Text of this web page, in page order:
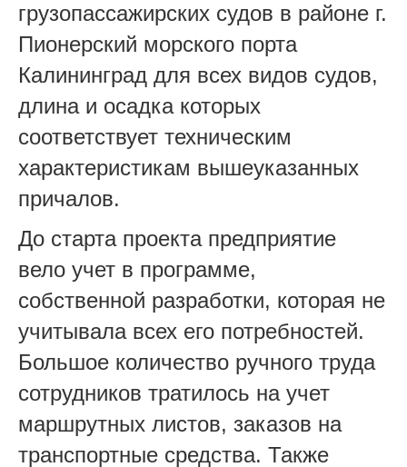
грузопассажирских судов в районе г.
Пионерский морского порта
Калининград для всех видов судов,
длина и осадка которых
соответствует техническим
характеристикам вышеуказанных
причалов.
До старта проекта предприятие
вело учет в программе,
собственной разработки, которая не
учитывала всех его потребностей.
Большое количество ручного труда
сотрудников тратилось на учет
маршрутных листов, заказов на
транспортные средства. Также